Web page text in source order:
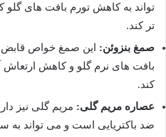
تواند به کاهش تورم بافت های
تر کند.
صمغ بنزوئن: این صمغ خواص
بافت های نرم گلو و کاهش
کند.
عصاره مریم گلی: مریم گلی نیز
ضد باکتریایی است و می تواند